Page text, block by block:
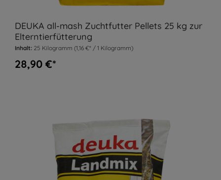
DEUKA all-mash Zuchtfutter Pellets 25 kg zur
Elterntierfütterung
Inhalt: 25 Kilogramm (1,16 €* / 1 Kilogramm)
28,90 €*